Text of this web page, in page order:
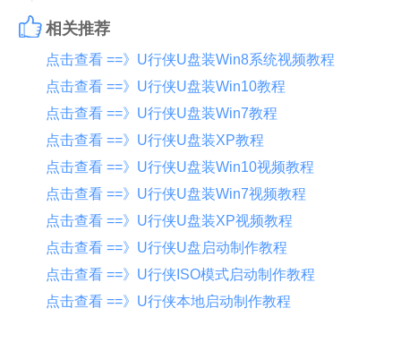
相关推荐
点击查看 ==》U行侠U盘装Win8系统视频教程
点击查看 ==》U行侠U盘装Win10教程
点击查看 ==》U行侠U盘装Win7教程
点击查看 ==》U行侠U盘装XP教程
点击查看 ==》U行侠U盘装Win10视频教程
点击查看 ==》U行侠U盘装Win7视频教程
点击查看 ==》U行侠U盘装XP视频教程
点击查看 ==》U行侠U盘启动制作教程
点击查看 ==》U行侠ISO模式启动制作教程
点击查看 ==》U行侠本地启动制作教程